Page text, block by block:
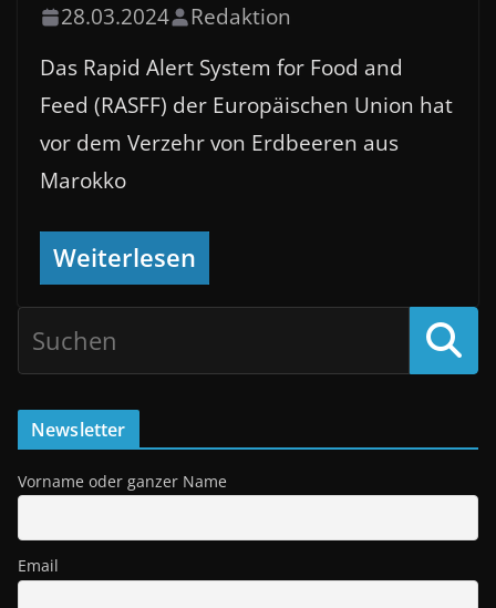
28.03.2024 Redaktion
Das Rapid Alert System for Food and
Feed (RASFF) der Europäischen Union hat
vor dem Verzehr von Erdbeeren aus
Marokko
Weiterlesen
Newsletter
Vorname oder ganzer Name
Email